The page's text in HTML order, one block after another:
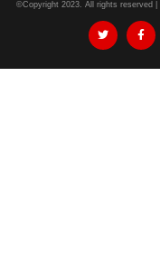
©Copyright 2023. All rights reserved |